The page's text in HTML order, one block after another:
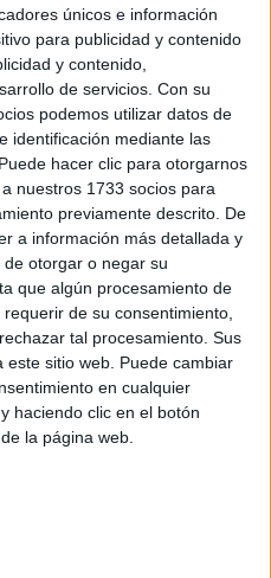
únicos e información
para publicidad y contenido
y contenido,
de servicios. Con su
podemos utilizar datos de
identificación mediante las
hacer clic para otorgarnos
nuestros 1733 socios para
previamente descrito. De
a información más detallada y
otorgar o negar su
que algún procesamiento de
de su consentimiento,
tal procesamiento. Sus
este sitio web. Puede cambiar
en cualquier
haciendo clic en el botón
la página web.
concreto a inmigrantes
irregularmente permisos
de dinero.
Nacional de Policía
formaban parte deuna
la entrada y
de ciudadanos
ficticias en origen
sector de la construcción,
y la otra en Gipuzkoa.
paraobtener
, pero los inmigrantes
en empresas, sino que
de las compañías en